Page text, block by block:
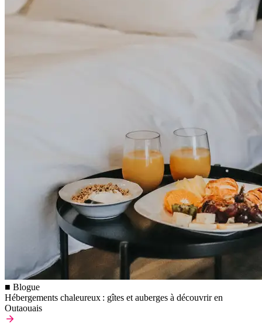
■ Blogue
Hébergements chaleureux : gîtes et auberges à découvrir en
Outaouais